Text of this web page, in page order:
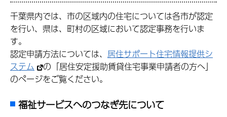
千葉県内では、市の区域内の住宅については各市が認定
を行い、県は、町村の区域において認定事務を行いま
す。
認定申請方法については、 居住サポート住宅情報提供シ
ステム
の「居住安定援助賃貸住宅事業申請者の方へ」
のページをご覧ください。
福祉サービスへのつなぎ先について